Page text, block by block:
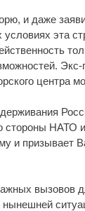
и даже
эта
центра
стороны НАТО
и призывает
вызовов